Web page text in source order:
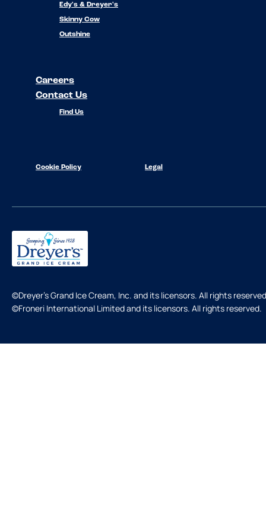
Edy's & Dreyer's
Skinny Cow
Outshine
Careers
Contact Us
Find Us
Cookie Policy Legal
©Dreyer's Grand Ice Cream, Inc. and its licensors. All rights
©Froneri International Limited and its licensors. All rights reserved.